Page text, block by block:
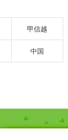
甲信越
中国